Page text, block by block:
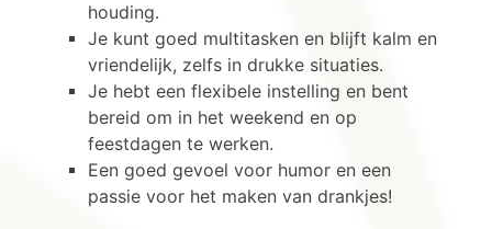
houding.
Je kunt goed multitasken en blijft kalm en
vriendelijk, zelfs in drukke situaties.
Je hebt een flexibele instelling en bent
bereid om in het weekend en op
feestdagen te werken.
Een goed gevoel voor humor en een
passie voor het maken van drankjes!